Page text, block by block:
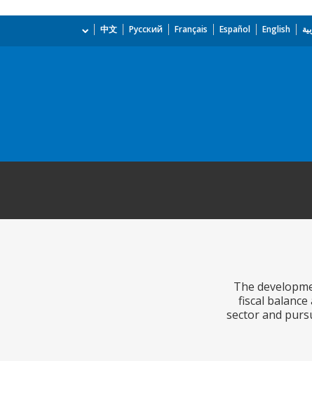
English
Español
Français
Русский
中文
The
fiscal
sector and